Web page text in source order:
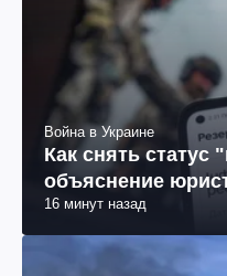
Война в Украине
Как снять статус
объяснение
16 минут назад